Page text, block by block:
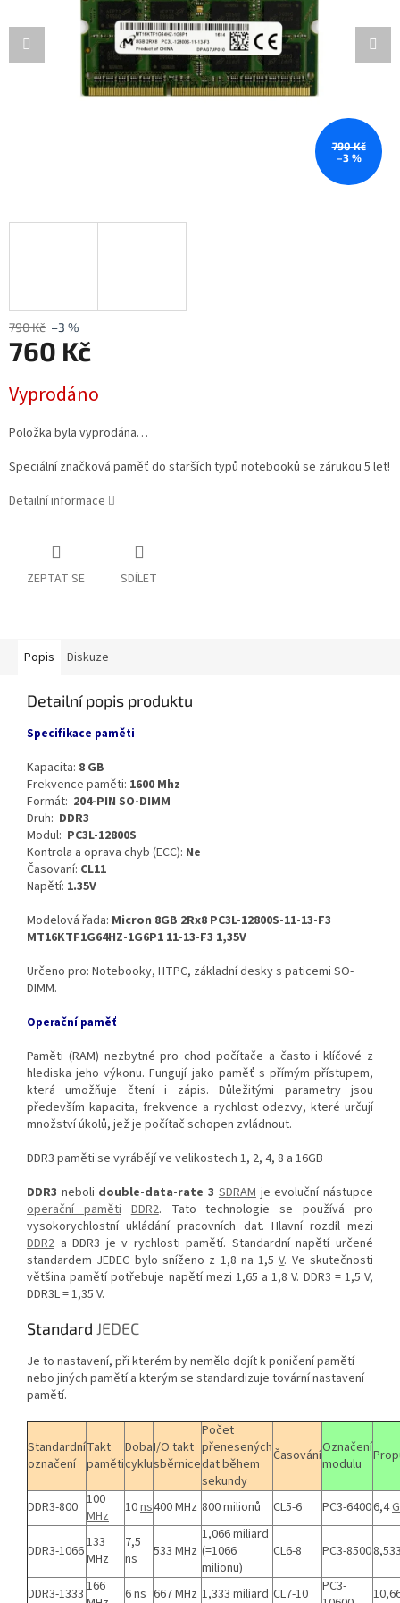
790 Kč
–3 %
790 Kč –3 %
760 Kč
cena:
Vyprodáno
Položka byla vyprodána…
Speciální značková paměť do starších typů notebooků se zárukou 5 let!
Detailní informace
ZEPTAT SE SDÍLET
Popis Diskuze
Detailní popis produktu
Specifikace paměti
Kapacita: 8 GB
Frekvence paměti: 1600 Mhz
Formát: 204-PIN SO-DIMM
Druh: DDR3
Modul: PC3L-12800S
Kontrola a oprava chyb (ECC): Ne
Časovaní: CL11
Napětí: 1.35V
Modelová řada: Micron 8GB 2Rx8 PC3L-12800S-11-13-F3
MT16KTF1G64HZ-1G6P1 11-13-F3 1,35V
Určeno pro: Notebooky, HTPC, základní desky s paticemi SO-
DIMM.
Operační paměť
Paměti (RAM) nezbytné pro chod počítače a často i klíčové z
hlediska jeho výkonu. Fungují jako paměť s přímým přístupem,
která umožňuje čtení i zápis. Důležitými parametry jsou
především kapacita, frekvence a rychlost odezvy, které určují
množství úkolů, jež je počítač schopen zvládnout.
DDR3 paměti se vyrábějí ve velikostech 1, 2, 4, 8 a 16GB
DDR3 neboli double-data-rate 3 SDRAMje evoluční nástupce
operační paměti DDR2. Tato technologie se používá pro
vysokorychlostní ukládání pracovních dat. Hlavní rozdíl mezi
DDR2 a DDR3 je v rychlosti pamětí. Standardní napětí určené
standardem JEDEC bylo sníženo z 1,8 na 1,5V. Ve skutečnosti
většina pamětí potřebuje napětí mezi 1,65 a 1,8 V. DDR3 = 1,5 V,
DDR3L = 1,35 V.
Standard JEDEC
Je to nastavení, při kterém by nemělo dojít k poničení pamětí
nebo jiných pamětí a kterým se standardizuje tovární nastavení
pamětí.
Standardní
označení
Takt
paměti
Doba
cyklu
I/O takt
sběrnice
Počet
přenesených
dat během
sekundy
ČasováníOznačení
modulu
DDR3-800 100
MHz
10ns400 MHz 800 milionů CL5-6 PC3-64006,4
DDR3-1066133
MHz
7,5
ns
533 MHz
1,066 miliard
(=1066
milionu)
CL6-8 PC3-8500
DDR3-1333 166
6 ns 667 MHz 1,333 miliard CL7-10
PC3-